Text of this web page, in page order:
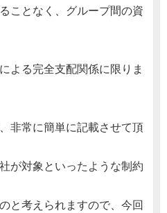
ことなく、グループ間の資
による完全支配関係に限りま
非常に簡単に記載させて頂
が対象といったような制約
と考えられますので、今回